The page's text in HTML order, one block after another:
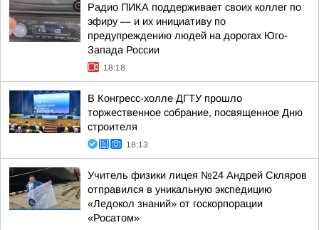
Радио ПИКА поддерживает своих коллег по
эфиру — и их инициативу по
предупреждению людей на дорогах Юго-
Запада России
18:18
В Конгресс-холле ДГТУ прошло
торжественное собрание, посвященное Дню
строителя
18:13
Учитель физики лицея №24 Андрей Скляров
отправился в уникальную экспедицию
«Ледокол знаний» от госкорпорации
«Росатом»